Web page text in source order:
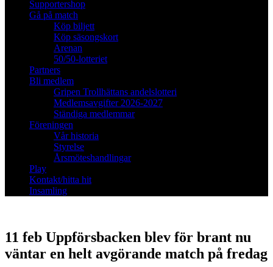
Supportershop
Gå på match
Köp biljett
Köp säsongskort
Arenan
50/50-lotteriet
Partners
Bli medlem
Gripen Trollhättans andelslotteri
Medlemsavgifter 2026-2027
Ständiga medlemmar
Föreningen
Vår historia
Styrelse
Årsmöteshandlingar
Play
Kontakt/hitta hit
Insamling
11 feb Uppförsbacken blev för brant nu
väntar en helt avgörande match på fredag